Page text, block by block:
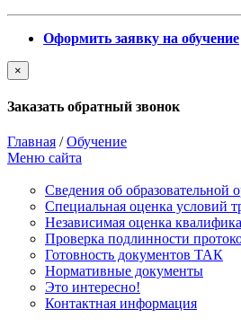
Оформить заявку на обучение
×
Заказать обратный звонок
Главная /Обучение
Меню сайта
Сведения об образовательной
Cпециальная оценка условий
Независимая оценка
Проверка подлинности
Готовность документов ТАК
Нормативные документы
Это интересно!
Контактная информация